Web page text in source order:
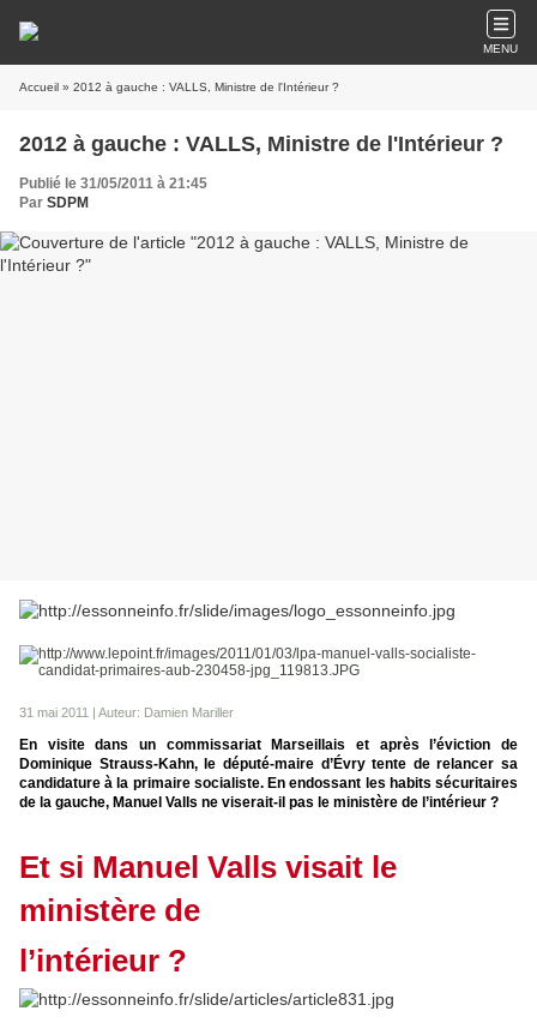
MENU
Accueil » 2012 à gauche : VALLS, Ministre de l'Intérieur ?
2012 à gauche : VALLS, Ministre de l'Intérieur ?
Publié le 31/05/2011 à 21:45
Par SDPM
31 mai 2011 | Auteur: Damien Mariller
En visite dans un commissariat Marseillais et après l’éviction de
Dominique Strauss-Kahn, le député-maire d’Évry tente de relancer sa
candidature à la primaire socialiste. En endossant les habits sécuritaires
de la gauche, Manuel Valls ne viserait-il pas le ministère de l’intérieur ?
Et si Manuel Valls visait le
ministère de
l’intérieur ?